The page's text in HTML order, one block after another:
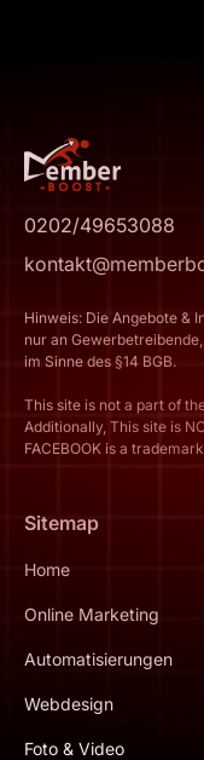
0202/49653088
Hinweis: Die Angebote &
nur an
im Sinne des §14 BGB.
This site is not a part of
Additionally, This site is
FACEBOOK is a
Sitemap
Home
Online Marketing
Automatisierungen
Webdesign
Foto & Video